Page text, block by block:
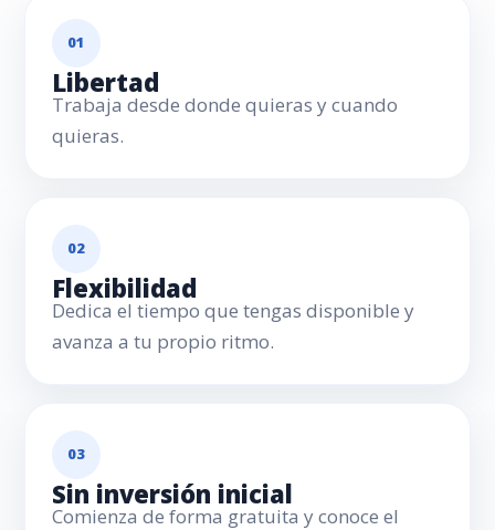
01
Libertad
Trabaja desde donde quieras y cuando
quieras.
02
Flexibilidad
Dedica el tiempo que tengas disponible y
avanza a tu propio ritmo.
03
Sin inversión inicial
Comienza de forma gratuita y conoce el